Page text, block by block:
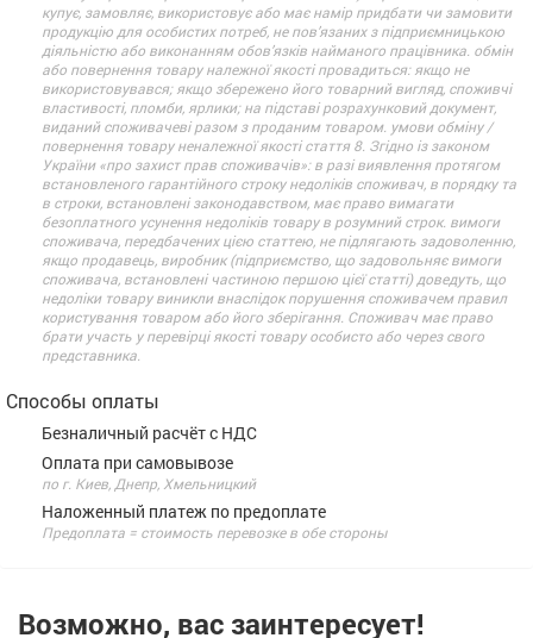
купує, замовляє, використовує або має намір придбати чи замовити
продукцію для особистих потреб, не пов’язаних з підприємницькою
діяльністю або виконанням обов’язків найманого працівника. обмін
або повернення товару належної якості провадиться: якщо не
використовувався; якщо збережено його товарний вигляд, споживчі
властивості, пломби, ярлики; на підставі розрахунковий документ,
виданий споживачеві разом з проданим товаром. умови обміну /
повернення товару неналежної якості стаття 8. Згідно із законом
України «про захист прав споживачів»: в разі виявлення протягом
встановленого гарантійного строку недоліків споживач, в порядку та
в строки, встановлені законодавством, має право вимагати
безоплатного усунення недоліків товару в розумний строк. вимоги
споживача, передбачених цією статтею, не підлягають задоволенню,
якщо продавець, виробник (підприємство, що задовольняє вимоги
споживача, встановлені частиною першою цієї статті) доведуть, що
недоліки товару виникли внаслідок порушення споживачем правил
користування товаром або його зберігання. Споживач має право
брати участь у перевірці якості товару особисто або через свого
представника.
Способы оплаты
Безналичный расчёт с НДС
Оплата при самовывозе
по г. Киев, Днепр, Хмельницкий
Наложенный платеж по предоплате
Предоплата = стоимость перевозке в обе стороны
Возможно, вас заинтересует!